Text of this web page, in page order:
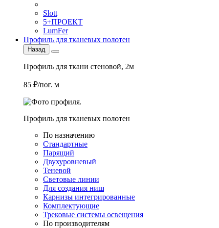
Slott
5+ПРОЕКТ
LumFer
Профиль для тканевых полотен
Назад
Профиль для ткани стеновой, 2м
85 ₽/пог. м
Профиль для тканевых полотен
По назначению
Стандартные
Парящий
Двухуровневый
Теневой
Световые линии
Для создания ниш
Карнизы интегрированные
Комплектующие
Трековые системы освещения
По производителям